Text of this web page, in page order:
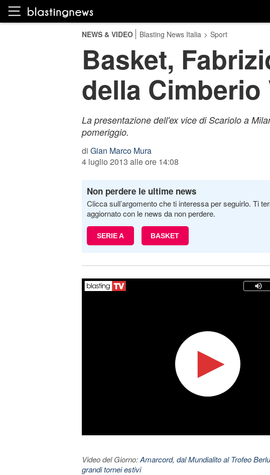
NEWS & VIDEO Blasting News Italia > Sport
Basket,
della Cimberio
La presentazione dell'ex vice di Scariolo a
pomeriggio.
di Gian Marco Mura
4 luglio 2013 alle ore 14:08
Non perdere le ultime news
Clicca sull’argomento che ti interessa per seguirlo. Ti
aggiornato con le news da non perdere.
SERIE A BASKET
Video del Giorno:Amarcord, dal Mundialito al Trofeo
grandi tornei estivi